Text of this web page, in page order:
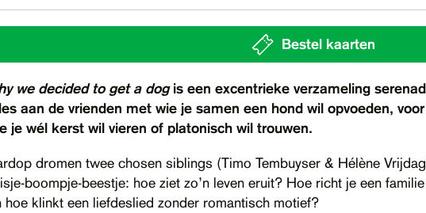
Bestel kaarten
we decided to get a dogis een excentrieke verzameling
aan de vrienden met wie je samen een hond wil opvoeden,
je wél kerst wil vieren of platonisch wil trouwen.
dromen twee chosen siblings (Timo Tembuyser & Hélène
boompje-beestje: hoe ziet zo’n leven eruit? Hoe richt je een
hoe klinkt een liefdeslied zonder romantisch motief?